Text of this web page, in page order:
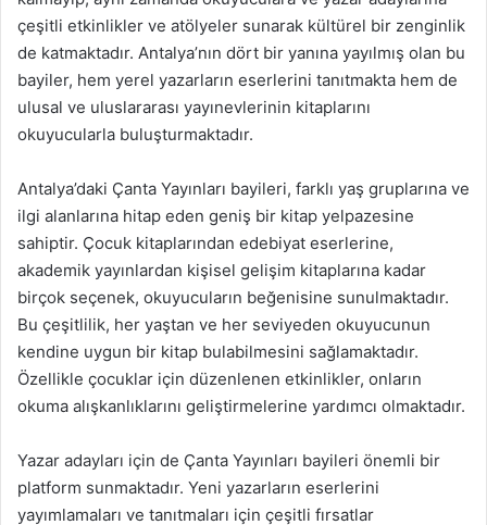
çeşitli etkinlikler ve atölyeler sunarak kültürel bir zenginlik
de katmaktadır. Antalya’nın dört bir yanına yayılmış olan bu
bayiler, hem yerel yazarların eserlerini tanıtmakta hem de
ulusal ve uluslararası yayınevlerinin kitaplarını
okuyucularla buluşturmaktadır.
Antalya’daki Çanta Yayınları bayileri, farklı yaş gruplarına ve
ilgi alanlarına hitap eden geniş bir kitap yelpazesine
sahiptir. Çocuk kitaplarından edebiyat eserlerine,
akademik yayınlardan kişisel gelişim kitaplarına kadar
birçok seçenek, okuyucuların beğenisine sunulmaktadır.
Bu çeşitlilik, her yaştan ve her seviyeden okuyucunun
kendine uygun bir kitap bulabilmesini sağlamaktadır.
Özellikle çocuklar için düzenlenen etkinlikler, onların
okuma alışkanlıklarını geliştirmelerine yardımcı olmaktadır.
Yazar adayları için de Çanta Yayınları bayileri önemli bir
platform sunmaktadır. Yeni yazarların eserlerini
yayımlamaları ve tanıtmaları için çeşitli fırsatlar